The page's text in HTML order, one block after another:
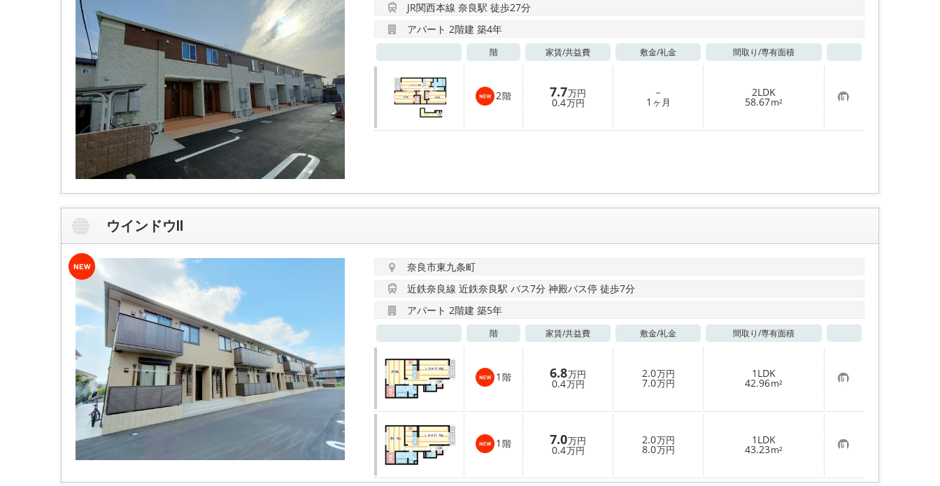
JR関西本線 奈良駅 徒歩27分
アパート 2階建 築4年
階 家賃/共益費 敷金/礼金 間取り/専有面積
2階 7.7万円
0.4万円
－
1 ヶ月
2LDK
58.67m² お
気
に
入
ウインドウⅡ
奈良市東九条町
近鉄奈良線 近鉄奈良駅 バス7分 神殿バス停 徒歩7分
アパート 2階建 築5年
階 家賃/共益費 敷金/礼金 間取り/専有面積
1 階 6.8万円
0.4万円
2.0万円
7.0万円
1LDK
42.96m² お
気
に
入
り
登
録
1 階 7.0万円
0.4万円
2.0万円
8.0万円
1LDK
43.23m² お
気
に
入